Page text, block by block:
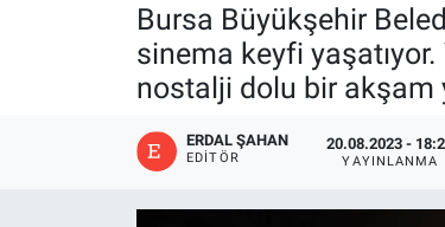
Bursa Büyükşehir
sinema keyfi
nostalji dolu bir akşam
ERDAL ŞAHAN
EDITÖR
20.08.2023 -
YAYINLANMA